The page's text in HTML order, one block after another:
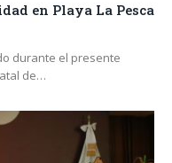
en Playa La Pesca
durante el presente
de…